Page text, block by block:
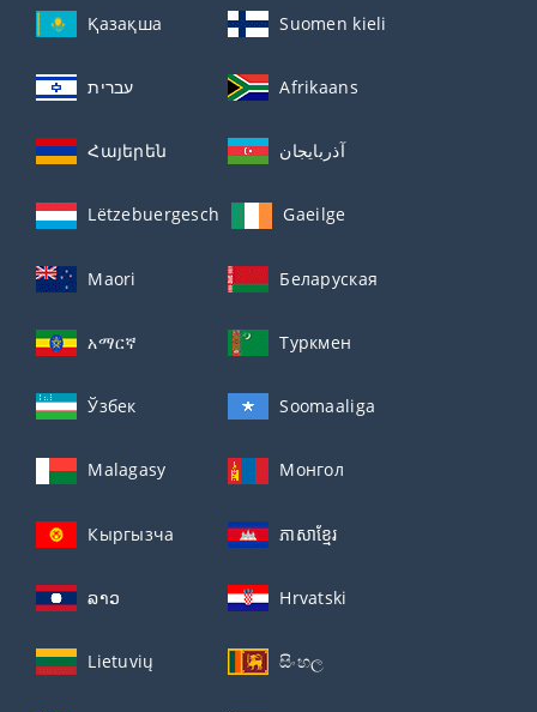
Қазақша Suomen kieli
עברית Afrikaans
Հայերեն آذربايجان
Lëtzebuergesch Gaeilge
Maori Беларуская
አማርኛ Туркмен
Ўзбек Soomaaliga
Malagasy Монгол
Кыргызча ភាសាខ្មែរ
ລາວ Hrvatski
Lietuvių සිංහල